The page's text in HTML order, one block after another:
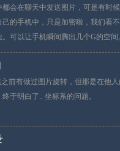
会在聊天中发送图片，可是有时
的手机中，只是加密啦，我们看
可以让手机瞬间腾出几个G的空间
之前有做过图片旋转，但那是在
于明白了.. 坐标系的问题。